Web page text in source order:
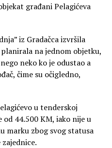
građani Pelagićeva
iz Gradačca izvršila
na jednom objetku,
neko ko je odustao a
čime su očigledno,
u tenderskoj
44.500 KM, iako nije u
marku zbog svog statusa